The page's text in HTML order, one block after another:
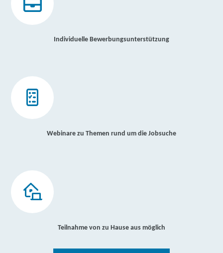
Individuelle Bewerbungsunterstützung
Webinare zu Themen rund um die Jobsuche
Teilnahme von zu Hause aus möglich